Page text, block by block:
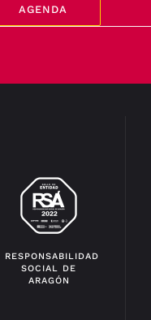
AGENDA
RESPONSABILIDAD
SOCIAL DE
ARAGÓN